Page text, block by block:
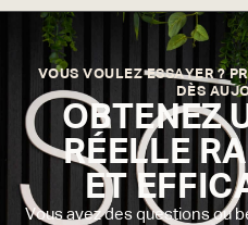
VOUS VOULEZ ESSAYER ?
DÈS
OBTENEZ
RÉELLE
ET
Vous avez des questions ou